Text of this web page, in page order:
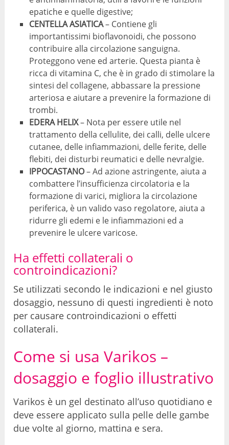
epatiche e quelle digestive;
CENTELLA ASIATICA– Contiene gli
importantissimi bioflavonoidi, che possono
contribuire alla circolazione sanguigna.
Proteggono vene ed arterie. Questa pianta è
ricca di vitamina C, che è in grado di stimolare la
sintesi del collagene, abbassare la pressione
arteriosa e aiutare a prevenire la formazione di
trombi.
EDERA HELIX– Nota per essere utile nel
trattamento della cellulite, dei calli, delle ulcere
cutanee, delle infiammazioni, delle ferite, delle
flebiti, dei disturbi reumatici e delle nevralgie.
IPPOCASTANO– Ad azione astringente, aiuta a
combattere l’insufficienza circolatoria e la
formazione di varici, migliora la circolazione
periferica, è un valido vaso regolatore, aiuta a
ridurre gli edemi e le infiammazioni ed a
prevenire le ulcere varicose.
Ha effetti collaterali o
controindicazioni?
Se utilizzati secondo le indicazioni e nel giusto
dosaggio, nessuno di questi ingredienti è noto
per causare controindicazioni o effetti
collaterali.
Come si usa Varikos –
dosaggio e foglio illustrativo
Varikos è un gel destinato all’uso quotidiano e
deve essere applicato sulla pelle delle gambe
due volte al giorno, mattina e sera.